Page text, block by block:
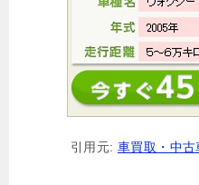
引用元: 車買取・中